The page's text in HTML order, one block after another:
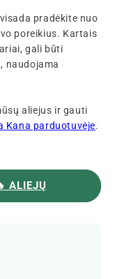
pradėkite nuo
poreikius. Kartais
gali būti
naudojama
aliejus ir gauti
Kana parduotuvėje.
ALIEJŲ